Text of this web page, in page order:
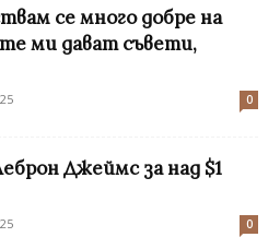
се много добре на
ми дават съвети,
0
Джеймс за над $1
0